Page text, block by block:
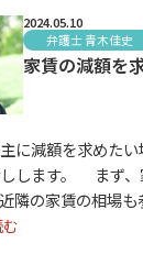
2024.05.10
弁護士 青木佳史
家賃の減額を
に減額を求めた
します。 まず、
隣の家賃の相場